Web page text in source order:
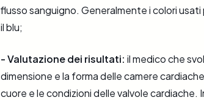
flusso sanguigno. Generalmente i colori
il blu;
- Valutazione dei risultati: il medico che
dimensione e la forma delle camere
cuore e le condizioni delle valvole